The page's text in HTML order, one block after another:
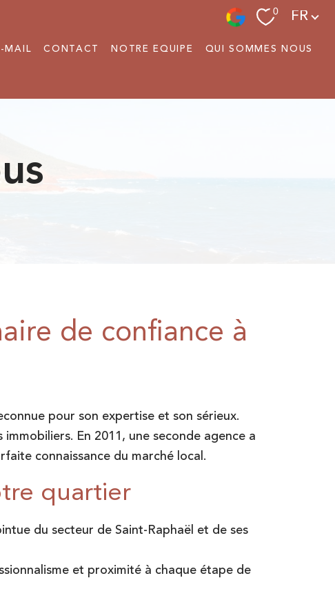
0 Langue
FR
MAIL CONTACT NOTRE EQUIPE QUI SOMMES NOUS
de confiance à
pour son expertise et son sérieux.
En 2011, une seconde agence a
connaissance du marché local.
quartier
du secteur de Saint-Raphaël et de ses
et proximité à chaque étape de